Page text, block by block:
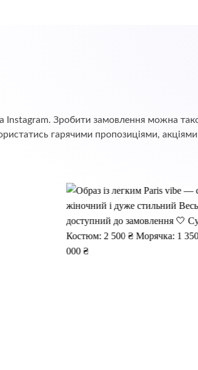
Instagram. Зробити замовлення можна
гарячими пропозиціями, акціями